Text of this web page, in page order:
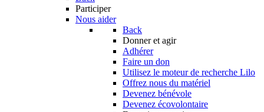
Participer
Nous aider
Back
Donner et agir
Adhérer
Faire un don
Utilisez le moteur de recherche Lilo
Offrez nous du matériel
Devenez bénévole
Devenez écovolontaire